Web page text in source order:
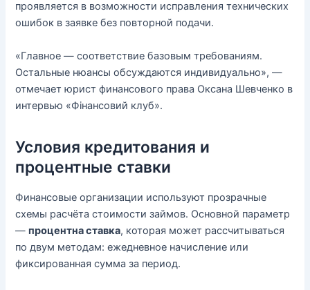
проявляется в возможности исправления технических
ошибок в заявке без повторной подачи.
«Главное — соответствие базовым требованиям.
Остальные нюансы обсуждаются индивидуально», —
отмечает юрист финансового права Оксана Шевченко в
интервью «Фінансовий клуб».
Условия кредитования и
процентные ставки
Финансовые организации используют прозрачные
схемы расчёта стоимости займов. Основной параметр
—процентна ставка, которая может рассчитываться
по двум методам: ежедневное начисление или
фиксированная сумма за период.